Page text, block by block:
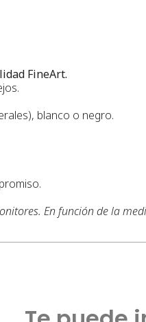
FineArt.
blanco o negro.
En función de la